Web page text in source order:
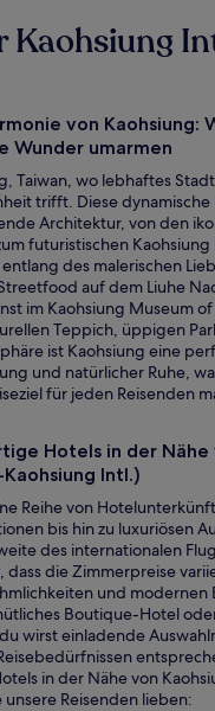
Kaohsiung
von Kaohsiung:
Wunder umarmen
Taiwan, wo lebhaftes
trifft. Diese
Architektur, von den
futuristischen
des malerischen
auf dem Liuhe
im Kaohsiung Museum
Teppich, üppigen
ist Kaohsiung eine
und natürlicher Ruhe,
für jeden Reisenden
Hotels in der Nähe
Intl.)
Reihe von
bis hin zu luxuriösen
des internationalen
dass die Zimmerpreise
und modernen
Boutique-Hotel
wirst einladende
in der Nähe von
Reisenden lieben: